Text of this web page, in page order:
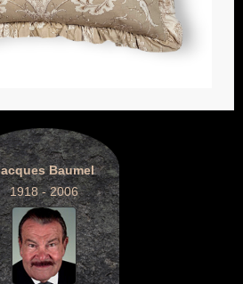
Baumel
1918 - 2006